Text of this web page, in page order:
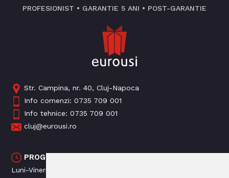
PROFESIONIST • GARANTIE 5 ANI • POST-GARANTIE
Str. Campina, nr. 40, Cluj-Napoca
Info comenzi:0735 709 001
Info tehnice:0735 709 001
cluj@eurousi.ro
PROGRAM MAGAZIN
Luni-Vineri: 09:00 - 18:00